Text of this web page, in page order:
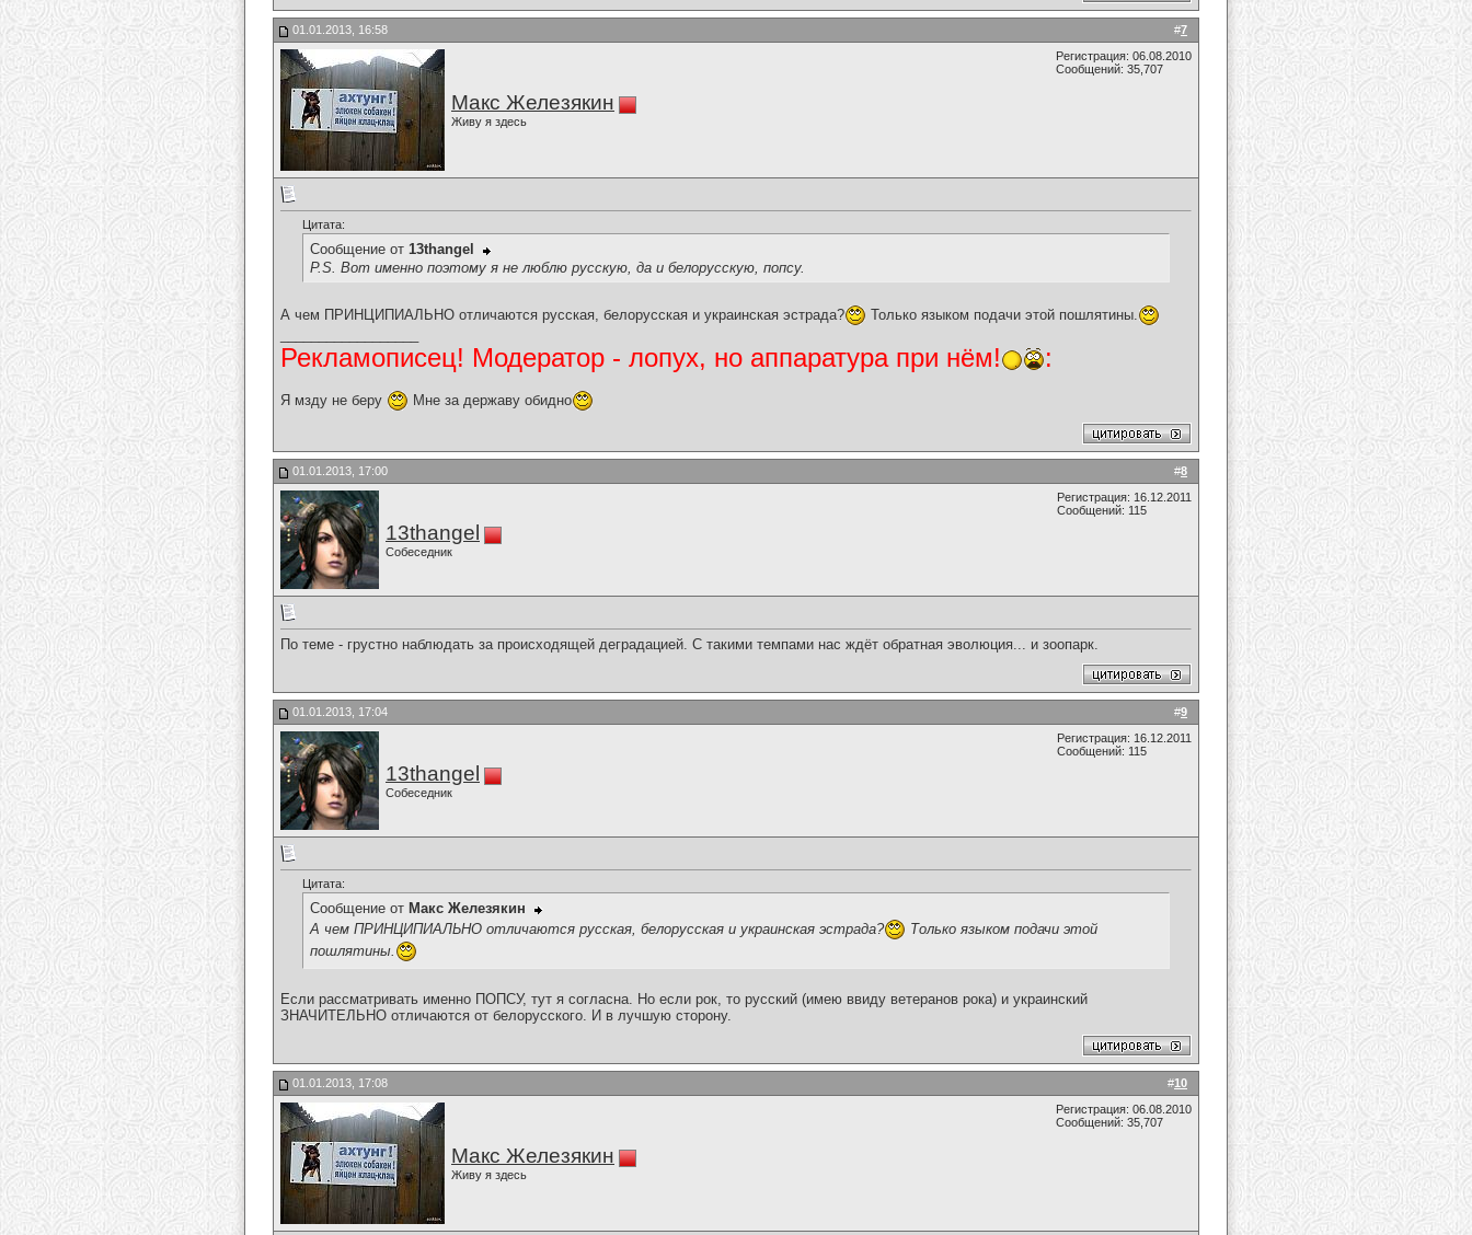
#7
01.01.2013, 16:58
Макс Железякин
Живу я здесь
Регистрация: 06.08.2010
Сообщений: 35,707
Цитата:
Сообщение от 13thangel
P.S. Вот именно поэтому я не люблю русскую, да и белорусскую, попсу.
А чем ПРИНЦИПИАЛЬНО отличаются русская, белорусская и украинская эстрада?
Только языком подачи этой пошлятины.
Рекламописец! Модератор - лопух, но аппаратура при нём! :
Я мзду не беру Мне за державу обидно
#8
01.01.2013, 17:00
13thangel
Собеседник
Регистрация: 16.12.2011
Сообщений: 115
По теме - грустно наблюдать за происходящей деградацией. С такими темпами нас ждёт обратная эволюция... и зоопарк.
#9
01.01.2013, 17:04
13thangel
Собеседник
Регистрация: 16.12.2011
Сообщений: 115
Цитата:
Сообщение от Макс Железякин
А чем ПРИНЦИПИАЛЬНО отличаются русская, белорусская и украинская эстрада?
Только языком подачи этой
пошлятины.
Если рассматривать именно ПОПСУ, тут я согласна. Но если рок, то русский (имею ввиду ветеранов рока) и украинский
ЗНАЧИТЕЛЬНО отличаются от белорусского. И в лучшую сторону.
#10
01.01.2013, 17:08
Макс Железякин
Живу я здесь
Регистрация: 06.08.2010
Сообщений: 35,707